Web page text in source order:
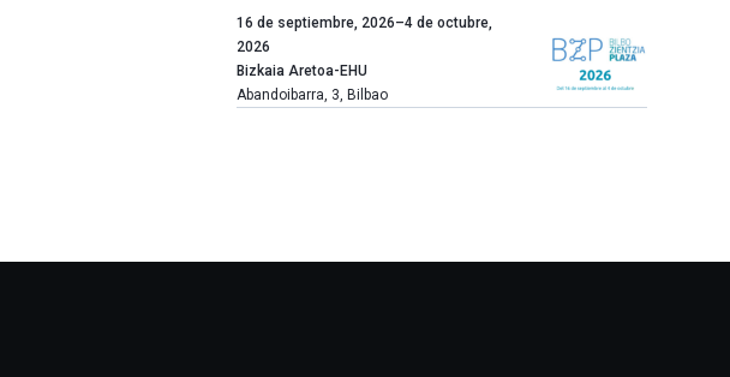
Un
año
más,
Bilbao
la
16 de septiembre, 2026–4 de octubre,
2026
Bizkaia Aretoa-EHU
Abandoibarra, 3, Bilbao